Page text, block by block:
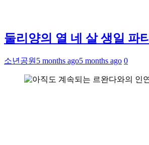
둘리양의 열 네 살 생일 파티
소년공원5 months ago5 months ago 0